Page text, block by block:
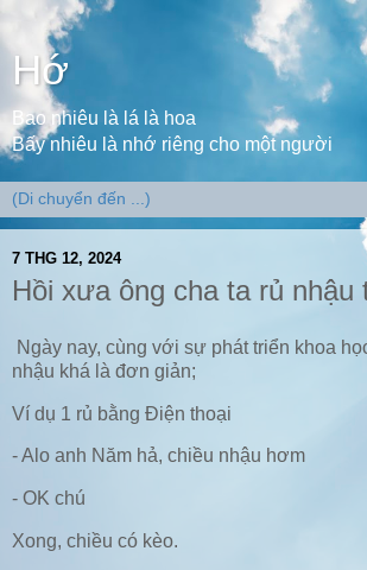
Hớ
Bao nhiêu là lá là hoa
Bấy nhiêu là nhớ riêng cho một người
7 THG 12, 2024
Hồi xưa ông cha ta rủ nhậu
Ngày nay, cùng với sự phát triển khoa
nhậu khá là đơn giản;
Ví dụ 1 rủ bằng Điện thoại
- Alo anh Năm hả, chiều nhậu hơm
- OK chú
Xong, chiều có kèo.